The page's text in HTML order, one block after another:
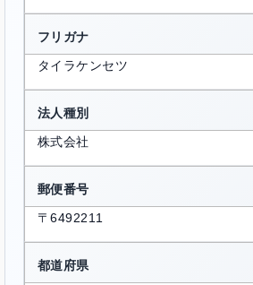
フリガナ
タイラケンセツ
法人種別
株式会社
郵便番号
〒6492211
都道府県